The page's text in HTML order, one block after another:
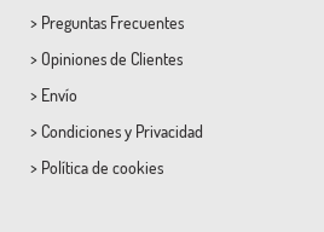
> Preguntas Frecuentes
> Opiniones de Clientes
> Envío
> Condicionesy Privacidad
> Política de cookies